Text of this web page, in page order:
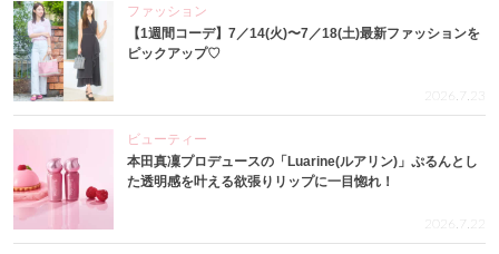
ファッション
【1週間コーデ】7／14(火)〜7／18(土)最新ファッションを
ピックアップ♡
2026.7.23
ビューティー
本田真凜プロデュースの「Luarine(ルアリン)」ぷるんとし
た透明感を叶える欲張りリップに一目惚れ！
2026.7.22